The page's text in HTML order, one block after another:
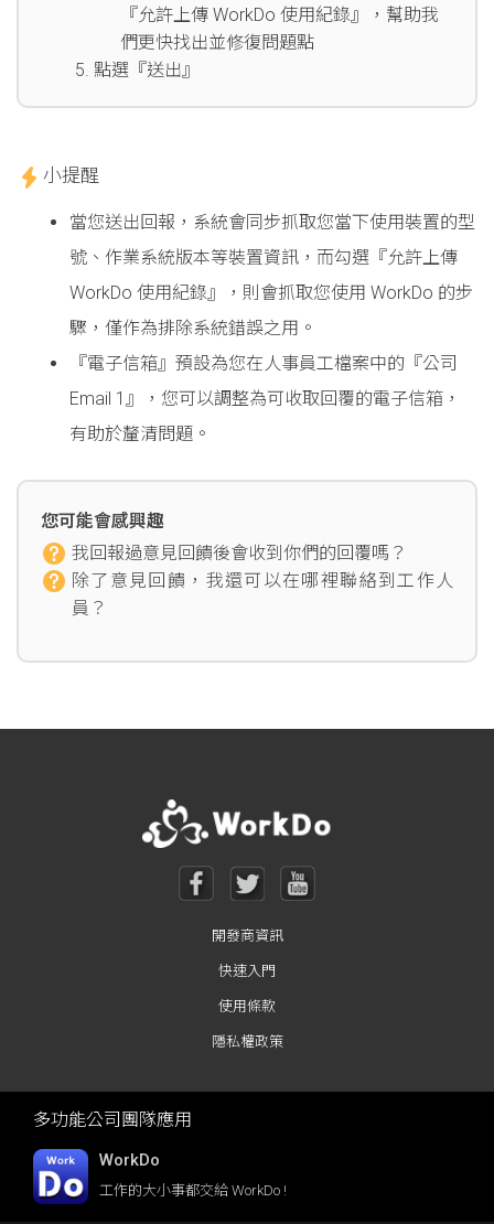
『允許上傳 WorkDo 使用紀錄』，幫助我
們更快找出並修復問題點
點選『送出』
小提醒
當您送出回報，系統會同步抓取您當下使用裝置的型
號、作業系統版本等裝置資訊，而勾選『允許上傳
WorkDo 使用紀錄』，則會抓取您使用 WorkDo 的步
驟，僅作為排除系統錯誤之用。
『電子信箱』預設為您在人事員工檔案中的『公司
Email 1』，您可以調整為可收取回覆的電子信箱，
有助於釐清問題。
您可能會感興趣
我回報過意見回饋後會收到你們的回覆嗎？
除了意見回饋，我還可以在哪裡聯絡到工作人
員？
開發商資訊
快速入門
使用條款
隱私權政策
多功能公司團隊應用
WorkDo
工作的大小事都交給 WorkDo !